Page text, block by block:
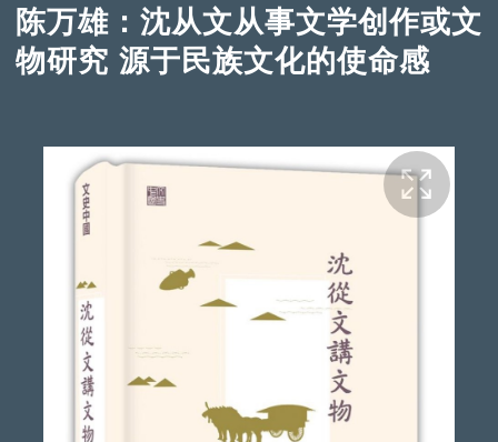
陈万雄：沈从文从事文学创作或文
物研究 源于民族文化的使命感